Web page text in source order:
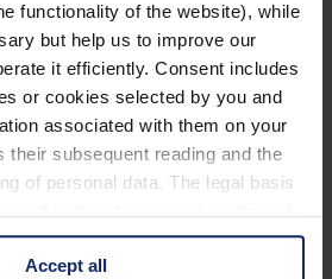
functionality of the website), while
but help us to improve our
it efficiently. Consent includes
or cookies selected by you and
associated with them on your
their subsequent reading and the
of personal data. The legal basis
1 TDDDG and with regard to
data Art. 6 para. 1 lit. a
Accept all